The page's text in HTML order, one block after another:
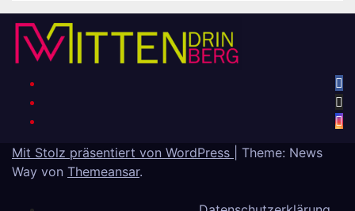
Mit Stolz präsentiert von WordPress
Theme: News
Way von Themeansar.